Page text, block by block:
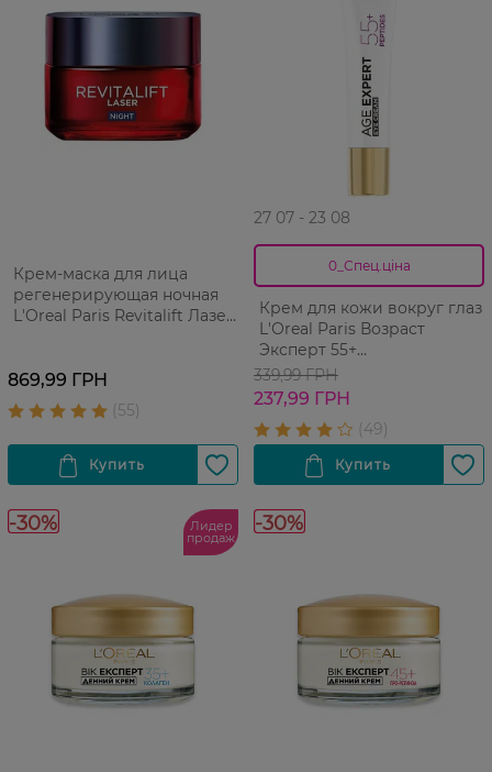
Крем-маска для лица
регенерирующая ночная
L'Oreal Paris Revitalift Лазер
869,99 ГРН
27 07 - 23 08
0_Спец.ціна
Крем для кожи вокруг глаз
L'Оreal Paris Возраст
Эксперт 55+
восстанавливающий 15 мл
339,99 ГРН
237,99 ГРН
-30% Лидер
продаж
-30%